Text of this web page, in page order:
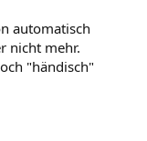
automatisch
nicht mehr.
"händisch"